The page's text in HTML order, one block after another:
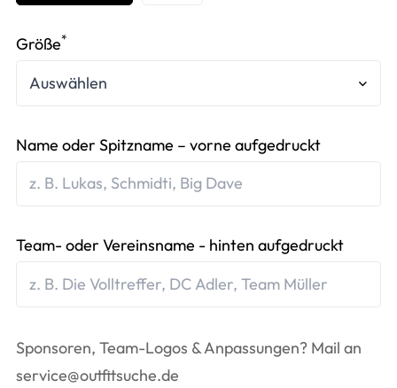
Größe*
Name oder Spitzname – vorne aufgedruckt
Team- oder Vereinsname - hinten aufgedruckt
Sponsoren, Team-Logos & Anpassungen? Mail an
service@outfitsuche.de